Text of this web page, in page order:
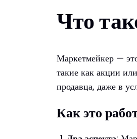
Что
Маркетмейкер —
такие как акции
продавца, даже в
Как это